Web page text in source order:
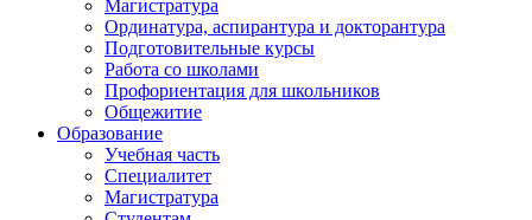
Магистратура
Ординатура, аспирантура и докторантура
Подготовительные курсы
Работа со школами
Профориентация для школьников
Общежитие
Образование
Учебная часть
Специалитет
Магистратура